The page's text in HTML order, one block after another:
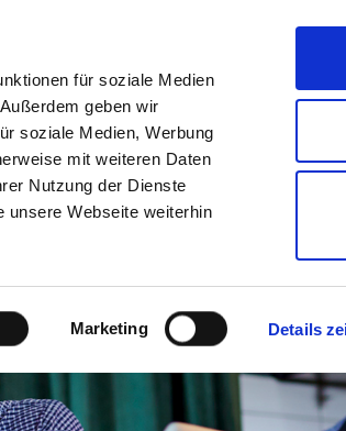
für soziale Medien
geben wir
soziale Medien, Werbung
mit weiteren Daten
Nutzung der Dienste
unsere Webseite weiterhin
Marketing Details